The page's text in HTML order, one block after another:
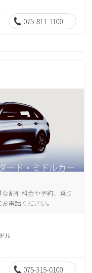
075-811-1100
割引料金や予約、乗り
電話ください。
ル
075-315-0100